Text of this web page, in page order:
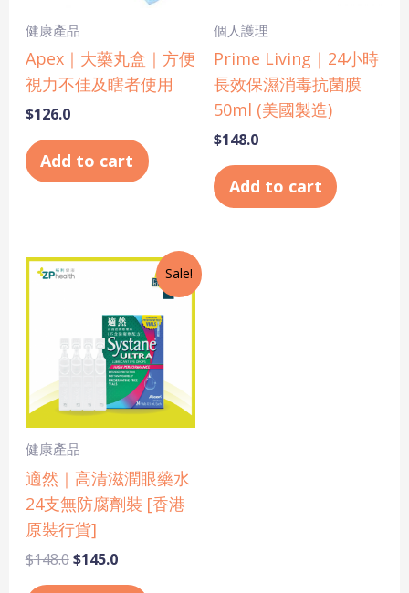
健康產品
Apex｜大藥丸盒｜方便
視力不佳及瞎者使用
$126.0
Add to cart
個人護理
Prime Living｜24小時
長效保濕消毒抗菌膜
50ml (美國製造)
$148.0
Add to cart
Sale!
健康產品
適然｜高清滋潤眼藥水
24支無防腐劑裝 [香港
原裝行貨]
$148.0
Original
price
$148.0.
$145.0
Current
price
$145.0.